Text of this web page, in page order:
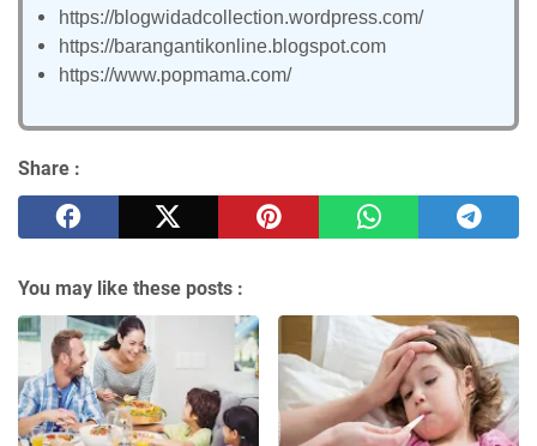
https://blogwidadcollection.wordpress.com/
https://barangantikonline.blogspot.com
https://www.popmama.com/
Share :
You may like these posts :